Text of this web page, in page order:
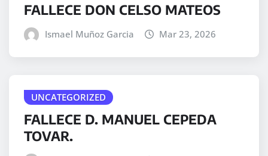
FALLECE DON CELSO MATEOS
Ismael Muñoz Garcia Mar 23, 2026
UNCATEGORIZED
FALLECE D. MANUEL CEPEDA
TOVAR.